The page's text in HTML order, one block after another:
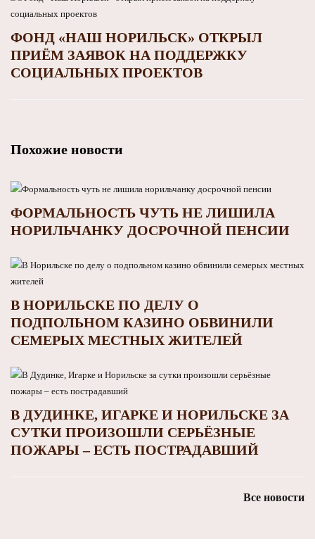
ФОНД «НАШ НОРИЛЬСК» ОТКРЫЛ
ПРИЁМ ЗАЯВОК НА ПОДДЕРЖКУ
СОЦИАЛЬНЫХ ПРОЕКТОВ
Похожие новости
ФОРМАЛЬНОСТЬ ЧУТЬ НЕ ЛИШИЛА
НОРИЛЬЧАНКУ ДОСРОЧНОЙ ПЕНСИИ
В НОРИЛЬСКЕ ПО ДЕЛУ О
ПОДПОЛЬНОМ КАЗИНО ОБВИНИЛИ
СЕМЕРЫХ МЕСТНЫХ ЖИТЕЛЕЙ
В ДУДИНКЕ, ИГАРКЕ И НОРИЛЬСКЕ ЗА
СУТКИ ПРОИЗОШЛИ СЕРЬЁЗНЫЕ
ПОЖАРЫ – ЕСТЬ ПОСТРАДАВШИЙ
Все новости